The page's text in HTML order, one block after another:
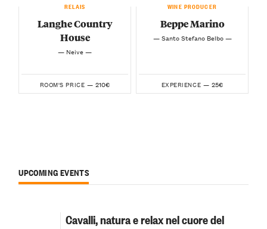
RELAIS
Langhe Country
House
— Neive —
ROOM'S PRICE — 210€
WINE PRODUCER
Beppe Marino
— Santo Stefano Belbo —
EXPERIENCE — 25€
UPCOMING EVENTS
Cavalli, natura e relax nel cuore del